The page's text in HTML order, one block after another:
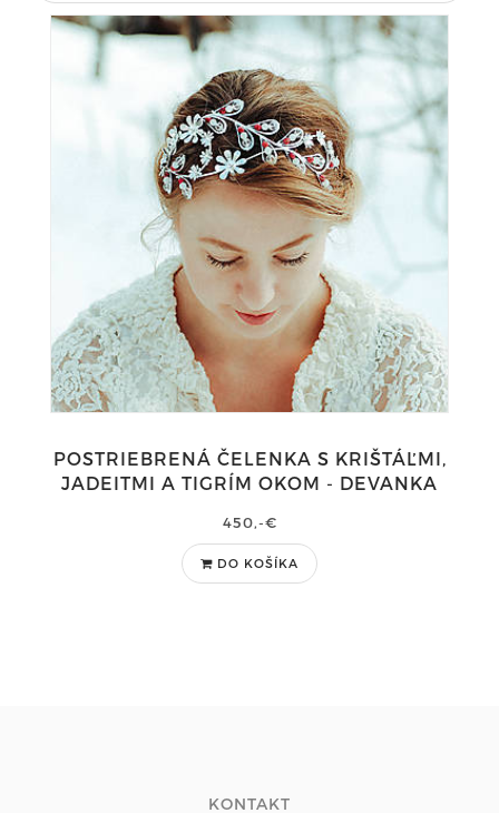
POSTRIEBRENÁ ČELENKA S KRIŠTÁĽMI,
JADEITMI A TIGRÍM OKOM - DEVANKA
450,-€
DO KOŠÍKA
KONTAKT